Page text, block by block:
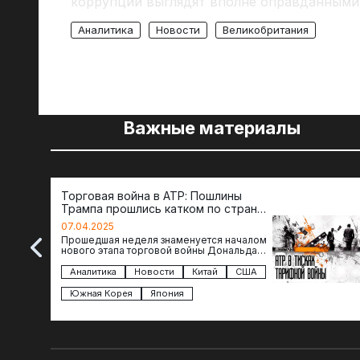
Аналитика Новости Великобритания
Важные материалы
Торговая война в АТР: Пошлины
Трампа прошлись катком по странам
региона
07.04.2025
Прошедшая неделя знаменуется началом
нового этапа торговой войны Дональда
импорта из более 100 стран…
Аналитика Новости Китай
США
Южная Корея
Япония